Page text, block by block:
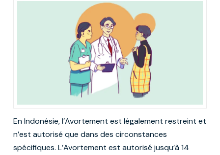
En Indonésie, l’Avortement est légalement restreint et
n’est autorisé que dans des circonstances
spécifiques. L’Avortement est autorisé jusqu’à 14